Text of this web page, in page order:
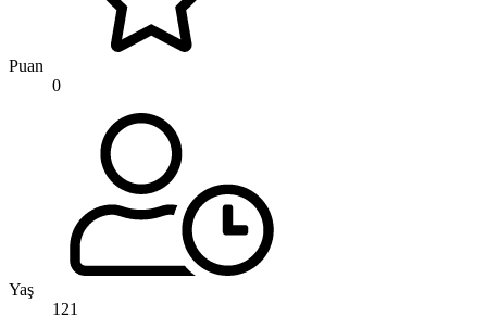
Puan
0
Yaş
121